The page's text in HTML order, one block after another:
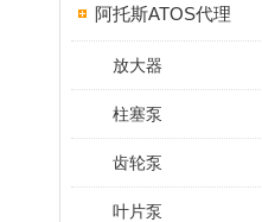
阿托斯ATOS代理
放大器
柱塞泵
齿轮泵
叶片泵